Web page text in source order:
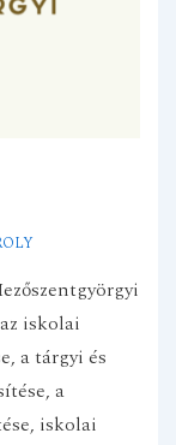
iskolai
a tárgyi és
a
iskolai